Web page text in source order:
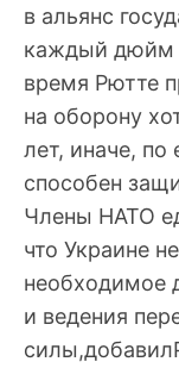
в альянс
каждый дюйм
время Рютте
на оборону
лет, иначе, по
способен
Члены НАТО
что Украине
необходимое
и ведения